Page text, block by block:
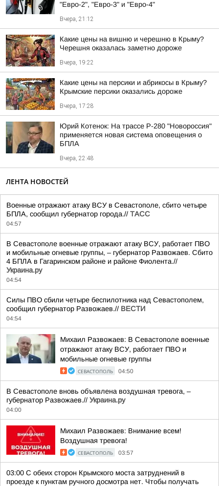
"Евро-2", "Евро-3" и "Евро-4"
Вчера, 21:12
Какие цены на вишню и черешню в Крыму?
Черешня оказалась заметно дороже
Вчера, 19:22
Какие цены на персики и абрикосы в Крыму?
Крымские персики оказались дороже
Вчера, 17:28
Юрий Котенок: На трассе Р-280 "Новороссия"
применяется новая система оповещения о
БПЛА
Вчера, 22:48
ЛЕНТА НОВОСТЕЙ
Военные отражают атаку ВСУ в Севастополе, сбито четыре
БПЛА, сообщил губернатор города.// ТАСС
04:57
В Севастополе военные отражают атаку ВСУ, работает ПВО
и мобильные огневые группы, – губернатор Развожаев. Сбито
4 БПЛА в Гагаринском районе и районе Фиолента.//
Украина.ру
04:54
Силы ПВО сбили четыре беспилотника над Севастополем,
сообщил губернатор Развожаев.// ВЕСТИ
04:54
Михаил Развожаев: В Севастополе военные
отражают атаку ВСУ, работает ПВО и
мобильные огневые группы
СЕВАСТОПОЛЬ 04:50
В Севастополе вновь объявлена воздушная тревога, –
губернатор Развожаев.// Украина.ру
04:00
Михаил Развожаев: Внимание всем!
Воздушная тревога!
СЕВАСТОПОЛЬ 03:57
03:00 С обеих сторон Крымского моста затруднений в
проезде к пунктам ручного досмотра нет. Чтобы получать